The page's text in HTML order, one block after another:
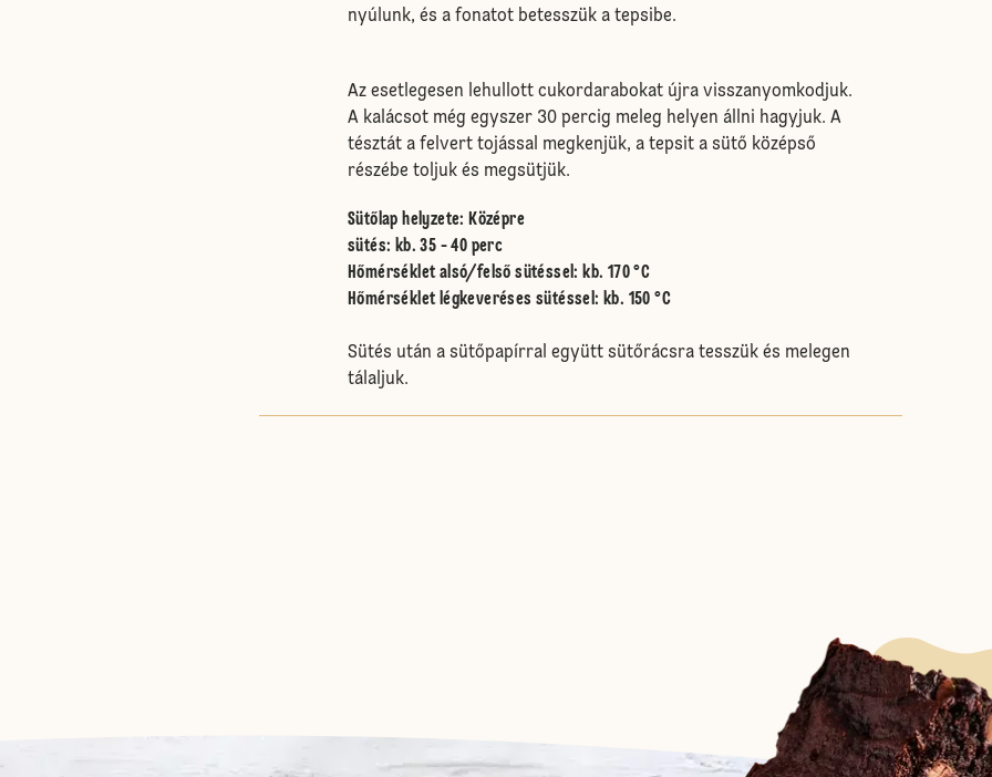
nyúlunk, és a fonatot betesszük a tepsibe.
Az esetlegesen lehullott cukordarabokat újra visszanyomkodjuk.
A kalácsot még egyszer 30 percig meleg helyen állni hagyjuk. A
tésztát a felvert tojással megkenjük, a tepsit a sütő középső
részébe toljuk és megsütjük.
Sütőlap helyzete: Középre
sütés: kb. 35 - 40 perc
Hőmérséklet alsó/felső sütéssel: kb. 170 °C
Hőmérséklet légkeveréses sütéssel: kb. 150 °C
Sütés után a sütőpapírral együtt sütőrácsra tesszük és melegen
tálaljuk.